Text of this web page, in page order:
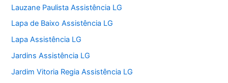
Lauzane Paulista Assistência LG
Lapa de Baixo Assistência LG
Lapa Assistência LG
Jardins Assistência LG
Jardim Vitoria Regia Assistência LG